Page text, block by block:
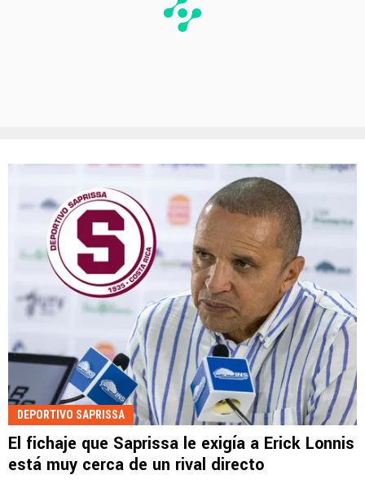
DEPORTIVO SAPRISSA
El fichaje que Saprissa le exigía a Erick Lonnis
está muy cerca de un rival directo